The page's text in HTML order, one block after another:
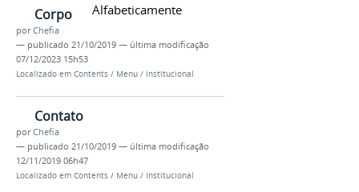
Alfabeticamente
Corpo Docente
porChefia
— publicado 21/10/2019 — última modificação
07/12/2023 15h53
Localizado em Contents / Menu / Institucional
Contato
porChefia
— publicado 21/10/2019 — última modificação
12/11/2019 06h47
Localizado em Contents / Menu / Institucional